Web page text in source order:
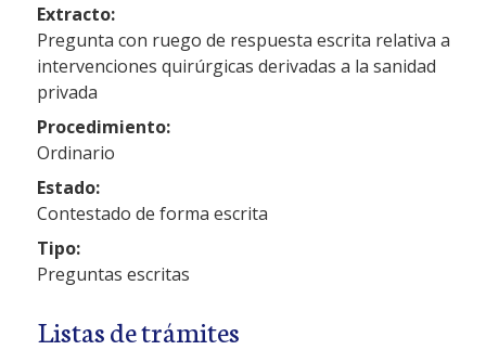
Extracto:
Pregunta con ruego de respuesta escrita relativa a
intervenciones quirúrgicas derivadas a la sanidad
privada
Procedimiento:
Ordinario
Estado:
Contestado de forma escrita
Tipo:
Preguntas escritas
Listas de trámites